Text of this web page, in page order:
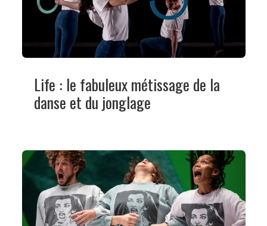
Life : le fabuleux métissage de la
danse et du jonglage